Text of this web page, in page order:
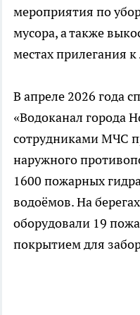
мероприятия по
мусора, а также
местах прилегания
В апреле 2026 года
«Водоканал города
сотрудниками МЧС
наружного
1600 пожарных
водоёмов. На
оборудовали 19
покрытием для